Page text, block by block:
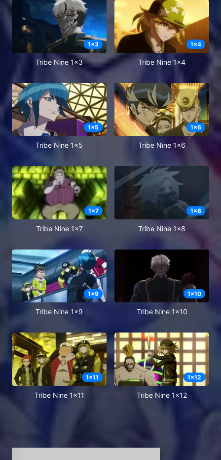
1x3
Tribe Nine 1x3
1x4
Tribe Nine 1x4
1x5
Tribe Nine 1x5
1x6
Tribe Nine 1x6
1x7
Tribe Nine 1x7
1x8
Tribe Nine 1x8
1x9
Tribe Nine 1x9
1x10
Tribe Nine 1x10
1x11
Tribe Nine 1x11
1x12
Tribe Nine 1x12